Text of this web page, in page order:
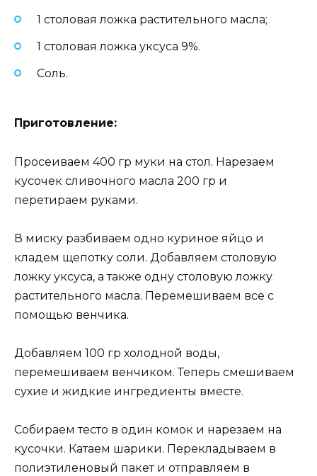
1 столовая ложка растительного масла;
1 столовая ложка уксуса 9%.
Соль.
Приготовление:
Просеиваем 400 гр муки на стол. Нарезаем
кусочек сливочного масла 200 гр и
перетираем руками.
В миску разбиваем одно куриное яйцо и
кладем щепотку соли. Добавляем столовую
ложку уксуса, а также одну столовую ложку
растительного масла. Перемешиваем все с
помощью венчика.
Добавляем 100 гр холодной воды,
перемешиваем венчиком. Теперь смешиваем
сухие и жидкие ингредиенты вместе.
Собираем тесто в один комок и нарезаем на
кусочки. Катаем шарики. Перекладываем в
полиэтиленовый пакет и отправляем в